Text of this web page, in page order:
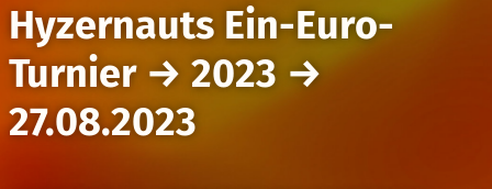
Hyzernauts Ein-Euro-
Turnier→ 2023 →
27.08.2023